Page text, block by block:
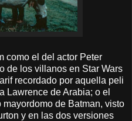
como el del actor Peter
de los villanos en Star Wars
recordado por aquella peli
Lawrence de Arabia; o el
de Batman, visto
y en las dos versiones